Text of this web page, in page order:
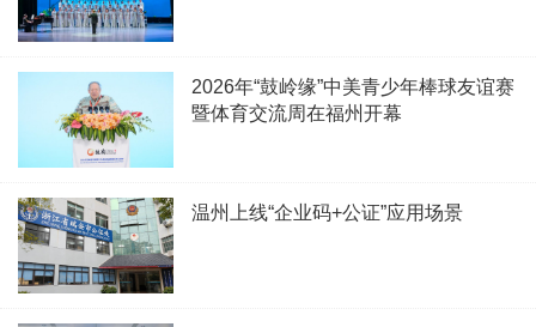
2026年“鼓岭缘”中美青少年棒球友谊赛
暨体育交流周在福州开幕
温州上线“企业码+公证”应用场景